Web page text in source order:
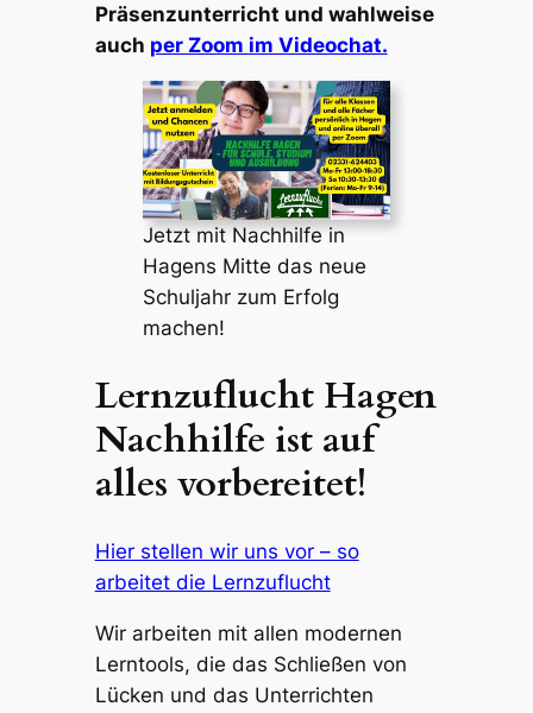
Präsenzunterricht und wahlweise
auch per Zoom im Videochat.
Jetzt mit Nachhilfe in
Hagens Mitte das neue
Schuljahr zum Erfolg
machen!
Lernzuflucht Hagen
Nachhilfe ist auf
alles vorbereitet!
Hier stellen wir uns vor – so
arbeitet die Lernzuflucht
Wir arbeiten mit allen modernen
Lerntools, die das Schließen von
Lücken und das Unterrichten